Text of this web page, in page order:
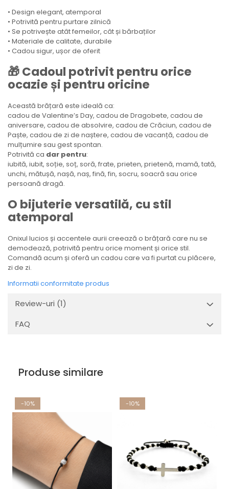
• Design elegant, atemporal
• Potrivită pentru purtare zilnică
• Se potrivește atât femeilor, cât și bărbaților
• Materiale de calitate, durabile
• Cadou sigur, ușor de oferit
🎁 Cadoul potrivit pentru orice
ocazie și pentru oricine
Această brățară este ideală ca:
cadou de Valentine’s Day, cadou de Dragobete, cadou de
aniversare, cadou de absolvire, cadou de Crăciun, cadou de
Paște, cadou de zi de naștere, cadou de vacanță, cadou de
mulțumire sau gest spontan.
Potrivită ca dar pentru:
iubită, iubit, soție, soț, soră, frate, prieten, prietenă, mamă, tată,
unchi, mătușă, nașă, naș, fină, fin, socru, soacră sau orice
persoană dragă.
O bijuterie versatilă, cu stil
atemporal
Onixul lucios și accentele aurii creează o brățară care nu se
demodează, potrivită pentru orice moment și orice stil.
Comandă acum și oferă un cadou care va fi purtat cu plăcere,
zi de zi.
Informatii conformitate produs
Review-uri (1)
FAQ
Produse similare
-10% -10%